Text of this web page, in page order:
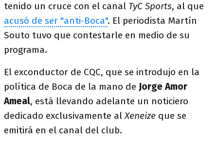
tenido un cruce con el canal TyC Sports, al que
acusó de ser "anti-Boca". El periodista Martín
Souto tuvo que contestarle en medio de su
programa.
El exconductor de CQC, que se introdujo en la
política de Boca de la mano de Jorge Amor
Ameal, está llevando adelante un noticiero
dedicado exclusivamente alXeneize que se
emitirá en el canal del club.